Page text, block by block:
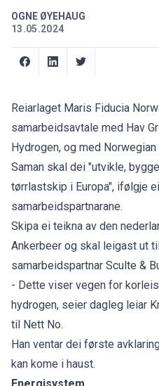
OGNE ØYEHAUG
13.05.2024
Reiarlaget Maris Fiducia
samarbeidsavtale med Hav
Hydrogen, og med Norwegian
Saman skal dei "utvikle,
tørrlastskip i Europa", ifølgje
samarbeidspartnarane.
Skipa ei teikna av den
Ankerbeer og skal leigast ut
samarbeidspartnar Sculte &
- Dette viser vegen for
hydrogen, seier dagleg leiar
til Nett No.
Han ventar dei første
kan kome i haust.